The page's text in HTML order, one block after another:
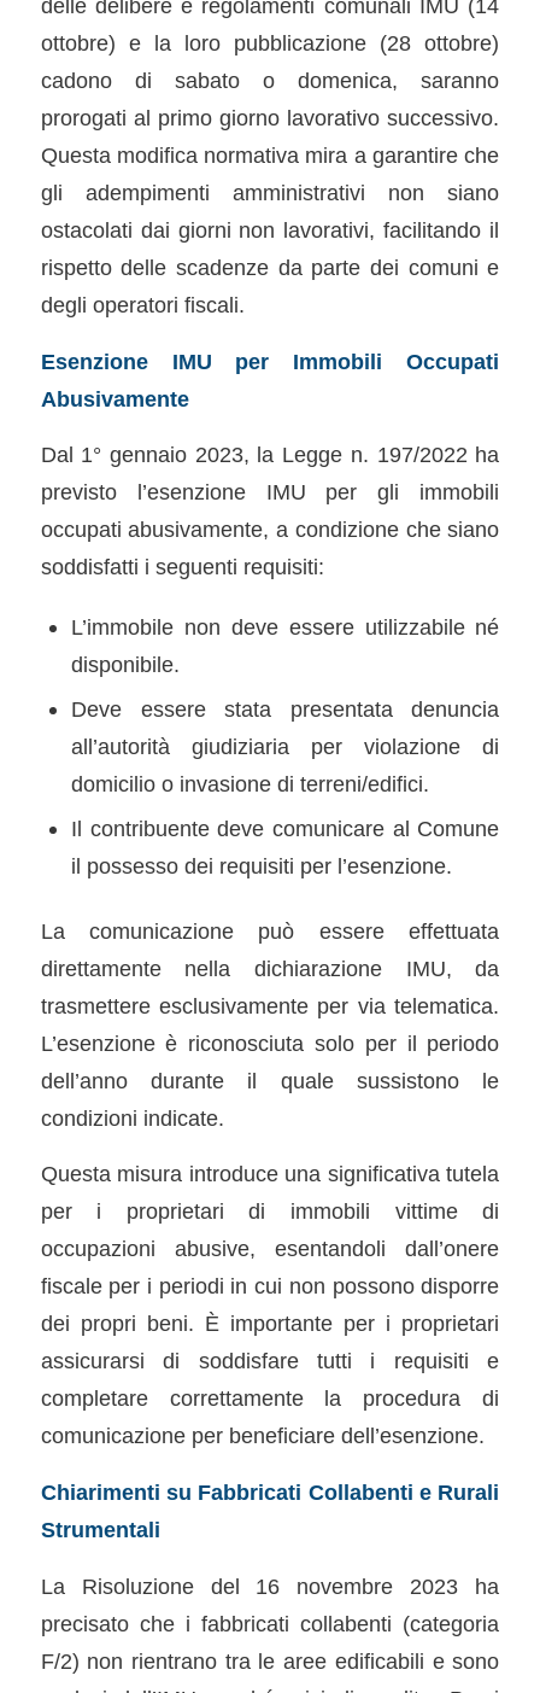
delle delibere e regolamenti comunali IMU (14
ottobre) e la loro pubblicazione (28 ottobre)
cadono di sabato o domenica, saranno
prorogati al primo giorno lavorativo successivo.
Questa modifica normativa mira a garantire che
gli adempimenti amministrativi non siano
ostacolati dai giorni non lavorativi, facilitando il
rispetto delle scadenze da parte dei comuni e
degli operatori fiscali.
Esenzione IMU per Immobili Occupati
Abusivamente
Dal 1° gennaio 2023, la Legge n. 197/2022 ha
previsto l’esenzione IMU per gli immobili
occupati abusivamente, a condizione che siano
soddisfatti i seguenti requisiti:
L’immobile non deve essere utilizzabile né
disponibile.
Deve essere stata presentata denuncia
all’autorità giudiziaria per violazione di
domicilio o invasione di terreni/edifici.
Il contribuente deve comunicare al Comune
il possesso dei requisiti per l’esenzione.
La comunicazione può essere effettuata
direttamente nella dichiarazione IMU, da
trasmettere esclusivamente per via telematica.
L’esenzione è riconosciuta solo per il periodo
dell’anno durante il quale sussistono le
condizioni indicate.
Questa misura introduce una significativa tutela
per i proprietari di immobili vittime di
occupazioni abusive, esentandoli dall’onere
fiscale per i periodi in cui non possono disporre
dei propri beni. È importante per i proprietari
assicurarsi di soddisfare tutti i requisiti e
completare correttamente la procedura di
comunicazione per beneficiare dell’esenzione.
Chiarimenti su Fabbricati Collabenti e Rurali
Strumentali
La Risoluzione del 16 novembre 2023 ha
precisato che i fabbricati collabenti (categoria
F/2) non rientrano tra le aree edificabili e sono